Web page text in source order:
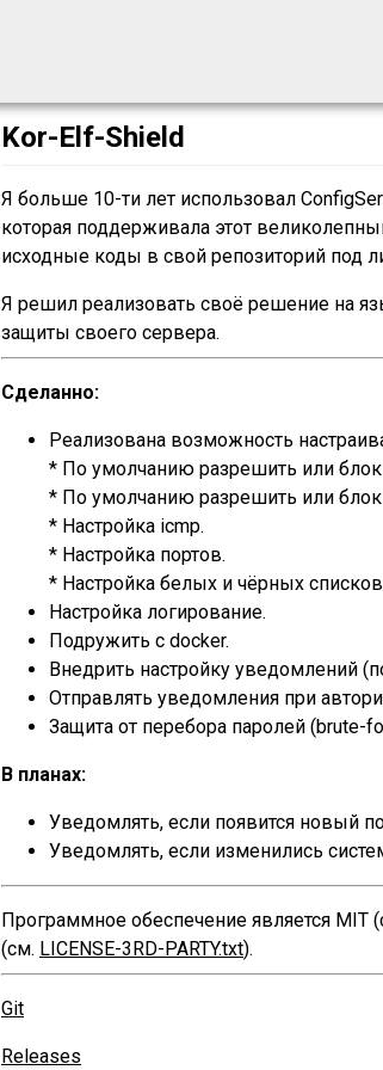
Kor-Elf-Shield
Я больше 10-ти лет использовал
которая поддерживала этот
исходные коды в свой репозиторий под
Я решил реализовать своё решение на
защиты своего сервера.
Сделанно:
Реализована возможность
* По умолчанию разрешить или
* По умолчанию разрешить или
* Настройка icmp.
* Настройка портов.
* Настройка белых и чёрных
Настройка логирование.
Подружить с docker.
Внедрить настройку уведомлений
Отправлять уведомления при
Защита от перебора паролей (brute-
В планах:
Уведомлять, если появится новый
Уведомлять, если изменились
Программное обеспечение является MIT
(см. LICENSE-3RD-PARTY.txt).
Git
Releases